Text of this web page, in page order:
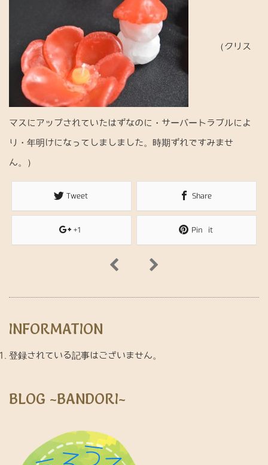
（クリス
マスにアップされていたはずなのに・サーバートラブルによ
り・年明けになってしましました。時期ずれですみませ
ん。）
Tweet Share
+1 Pin it
INFORMATION
登録されている記事はございません。
BLOG ~BANDORI~